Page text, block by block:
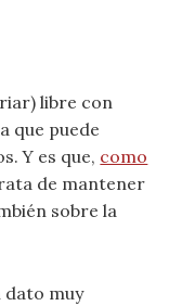
libre con
que puede
Y es que, como
de mantener
sobre la
dato muy